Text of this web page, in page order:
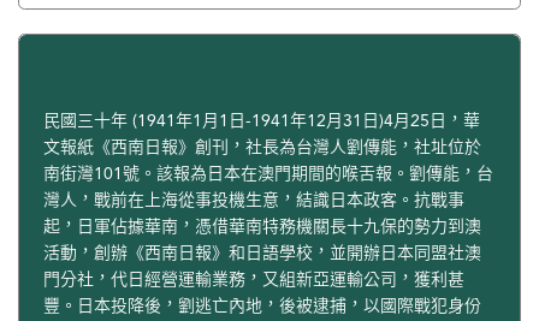
民國三十年 (1941年1月1日-1941年12月31日)4月25日，華
文報紙《西南日報》創刊，社長為台灣人劉傳能，社址位於
南街灣101號。該報為日本在澳門期間的喉舌報。劉傳能，台
灣人，戰前在上海從事投機生意，結識日本政客。抗戰事
起，日軍佔據華南，憑借華南特務機關長十九保的勢力到澳
活動，創辦《西南日報》和日語學校，並開辦日本同盟社澳
門分社，代日經營運輸業務，又組新亞運輸公司，獲利甚
豐。日本投降後，劉逃亡內地，後被逮捕，以國際戰犯身份